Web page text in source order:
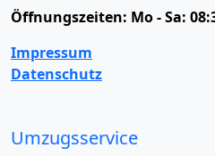
Öffnungszeiten: Mo - Sa:
Impressum
Datenschutz
Umzugsservice